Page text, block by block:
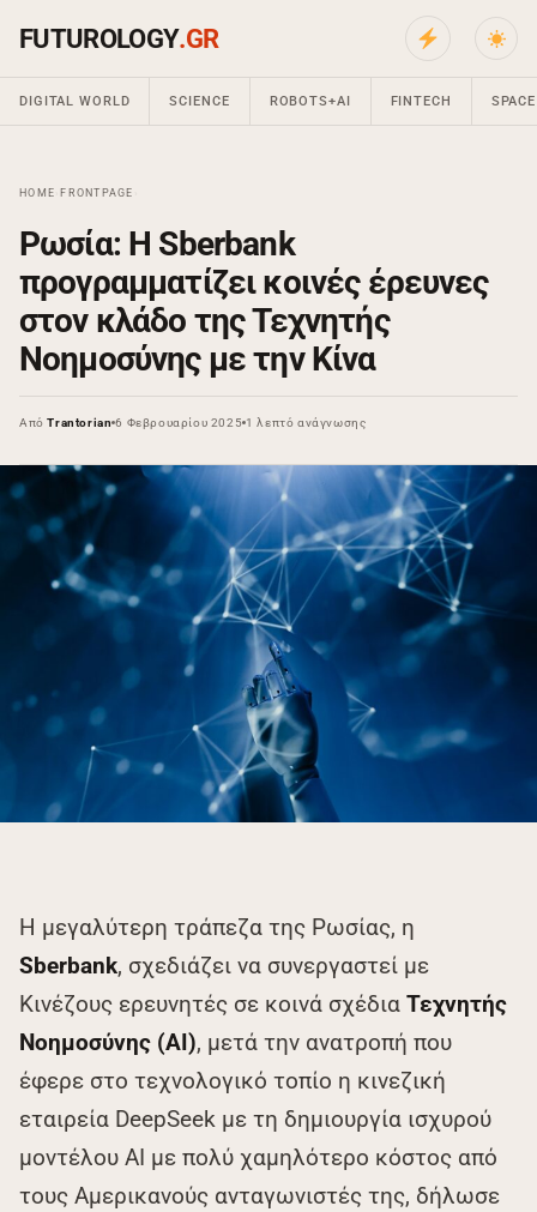
FUTUROLOGY.GR
DIGITAL WORLD SCIENCE ROBOTS+AI FINTECH SPACE
HOME FRONTPAGE
Ρωσία: Η Sberbank
προγραμματίζει κοινές έρευνες
στον κλάδο της Τεχνητής
Νοημοσύνης με την Κίνα
ΑπόTrantorian 6 Φεβρουαρίου 2025 1 λεπτό ανάγνωσης
Η μεγαλύτερη τράπεζα της Ρωσίας, η
Sberbank, σχεδιάζει να συνεργαστεί με
Κινέζους ερευνητές σε κοινά σχέδια Τεχνητής
Νοημοσύνης (AI), μετά την ανατροπή που
έφερε στο τεχνολογικό τοπίο η κινεζική
εταιρεία DeepSeek με τη δημιουργία ισχυρού
μοντέλου ΑΙ με πολύ χαμηλότερο κόστος από
τους Αμερικανούς ανταγωνιστές της, δήλωσε